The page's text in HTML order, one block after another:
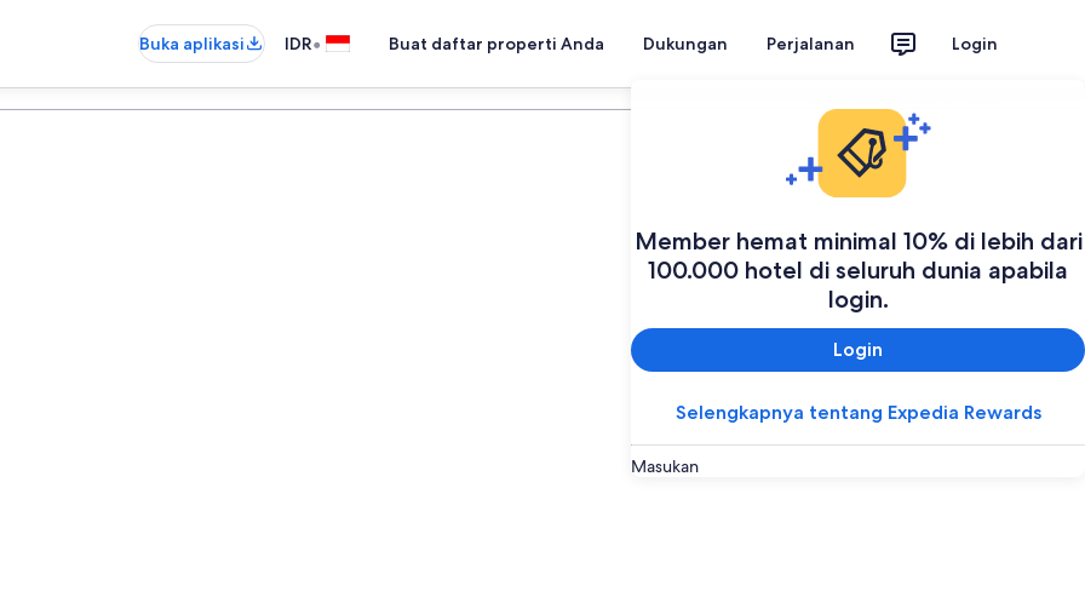
Buka aplikasi IDR• Buat daftar properti Anda Dukungan Perjalanan Login
Member hemat minimal 10% di lebih dari
100.000 hotel di seluruh dunia apabila
login.
Login
Selengkapnya tentang Expedia Rewards
Masukan